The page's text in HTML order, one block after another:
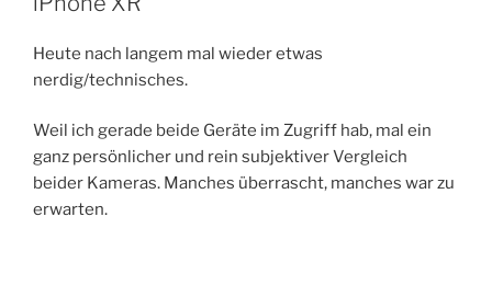
Heute nach langem mal wieder etwas
nerdig/technisches.
Weil ich gerade beide Geräte im Zugriff hab, mal ein
ganz persönlicher und rein subjektiver Vergleich
beider Kameras. Manches überrascht, manches war zu
erwarten.